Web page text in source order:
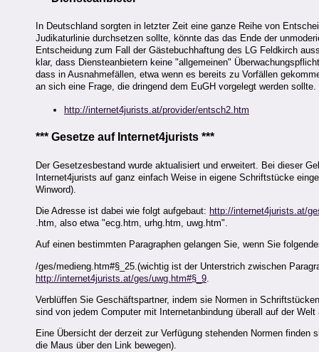
In Deutschland sorgten in letzter Zeit eine ganze Reihe von
Judikaturlinie durchsetzen sollte, könnte das das Ende der
Entscheidung zum Fall der Gästebuchhaftung des LG Feldkirch
klar, dass Diensteanbietern keine "allgemeinen"
dass in Ausnahmefällen, etwa wenn es bereits zu Vorfällen
an sich eine Frage, die dringend dem EuGH vorgelegt werden
http://internet4jurists.at/provider/entsch2.htm
*** Gesetze auf Internet4jurists ***
Der Gesetzesbestand wurde aktualisiert und erweitert. Bei dieser
Internet4jurists auf ganz einfach Weise in eigene Schriftstücke
Winword).
Die Adresse ist dabei wie folgt aufgebaut: http://internet4jurists.at/
.htm, also etwa "ecg.htm, urhg.htm, uwg.htm".
Auf einen bestimmten Paragraphen gelangen Sie, wenn Sie
/ges/medieng.htm#§_25.(wichtig ist der Unterstrich zwischen
http://internet4jurists.at/ges/uwg.htm#§_9
Verblüffen Sie Geschäftspartner, indem sie Normen in
sind von jedem Computer mit Internetanbindung überall auf der Welt
Eine Übersicht der derzeit zur Verfügung stehenden Normen finden
die Maus über den Link bewegen).